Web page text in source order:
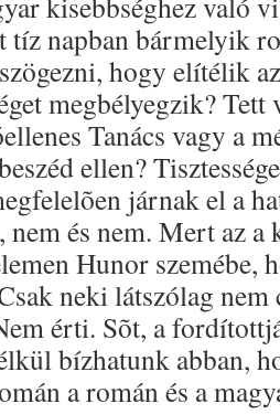
napban bármelyik
hogy elítélik
megbélyegzik? Tett
Tanács vagy a
ellen?
járnak el a
nem és nem. Mert az
Hunor szemébe,
neki látszólag nem
érti. Sõt, a
bízhatunk abban,
a román és a